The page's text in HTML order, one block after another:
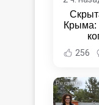
Крыма:
256